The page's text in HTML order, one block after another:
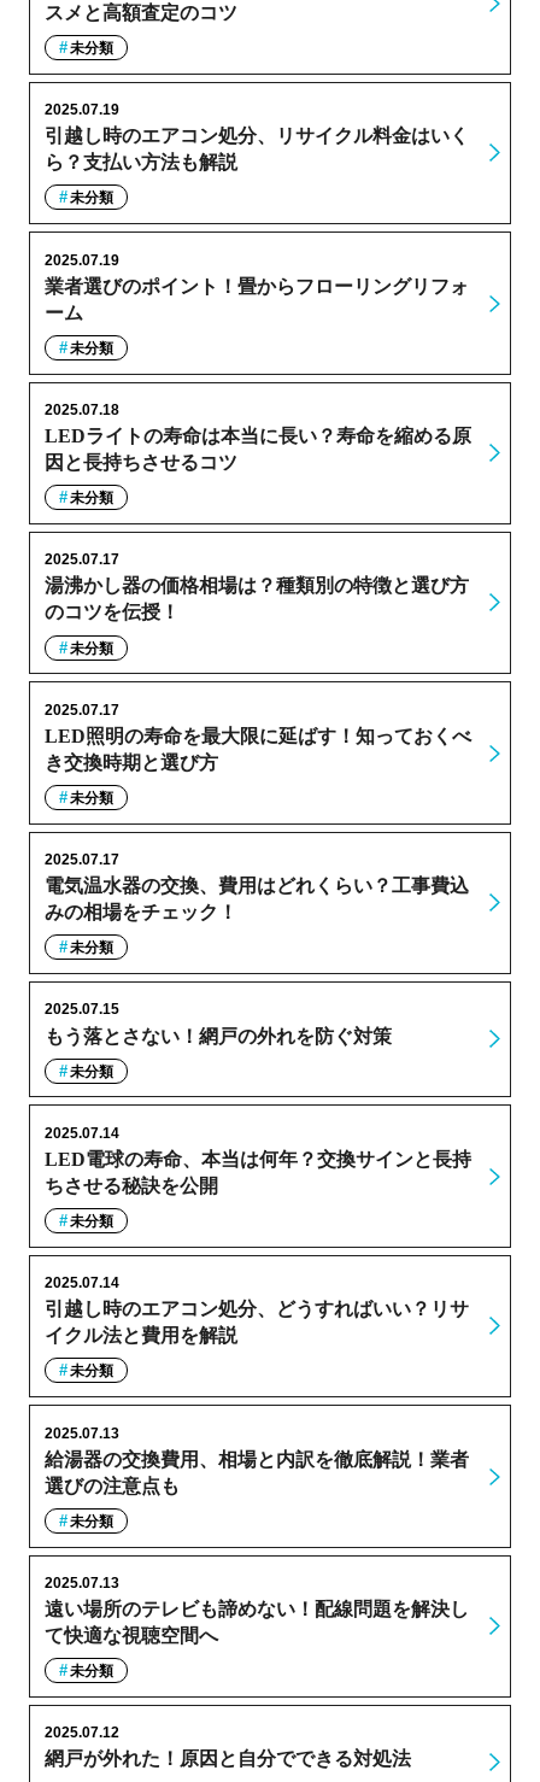
スメと高額査定のコツ
未分類
引越し時のエアコン処分、リサイクル料金はいく
ら？支払い方法も解説
2025.07.19
未分類
業者選びのポイント！畳からフローリングリフォ
ーム
2025.07.19
未分類
LEDライトの寿命は本当に長い？寿命を縮める原
因と長持ちさせるコツ
2025.07.18
未分類
湯沸かし器の価格相場は？種類別の特徴と選び方
のコツを伝授！
2025.07.17
未分類
LED照明の寿命を最大限に延ばす！知っておくべ
き交換時期と選び方
2025.07.17
未分類
電気温水器の交換、費用はどれくらい？工事費込
みの相場をチェック！
2025.07.17
未分類
もう落とさない！網戸の外れを防ぐ対策
2025.07.15
未分類
LED電球の寿命、本当は何年？交換サインと長持
ちさせる秘訣を公開
2025.07.14
未分類
引越し時のエアコン処分、どうすればいい？リサ
イクル法と費用を解説
2025.07.14
未分類
給湯器の交換費用、相場と内訳を徹底解説！業者
選びの注意点も
2025.07.13
未分類
遠い場所のテレビも諦めない！配線問題を解決し
て快適な視聴空間へ
2025.07.13
未分類
網戸が外れた！原因と自分でできる対処法
2025.07.12